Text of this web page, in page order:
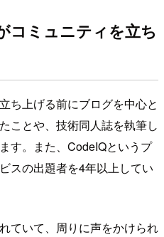
コミュニティを立ち
ち上げる前にブログを中心と
ことや、技術同人誌を執筆し
す。また、CodeIQというプ
スの出題者を4年以上してい
ていて、周りに声をかけられ